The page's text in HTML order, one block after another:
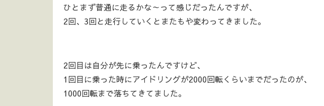
ひとまず普通に走るかな～って感じだったんですが、
2回、3回と走行していくとまたもや変わってきました。
2回目は自分が先に乗ったんですけど、
1回目に乗った時にアイドリングが2000回転くらいまでだったのが、
1000回転まで落ちてきてました。